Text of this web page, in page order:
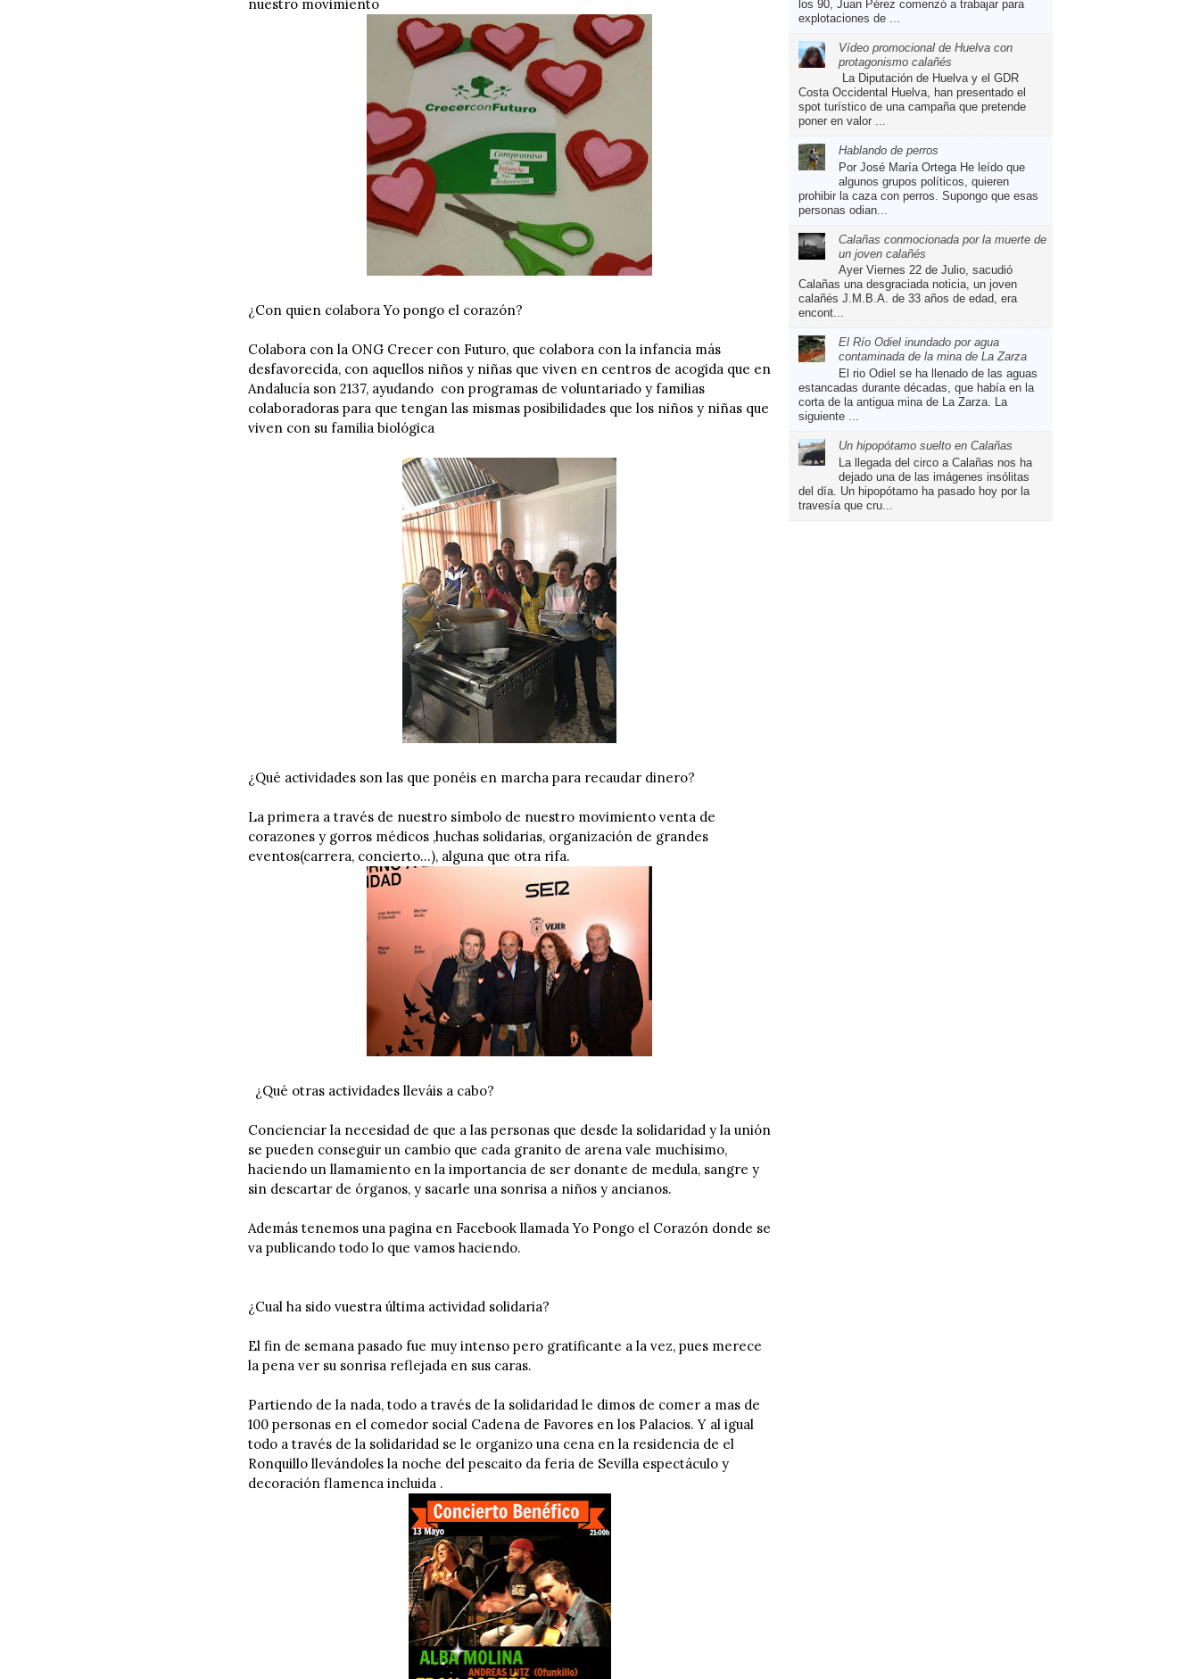
nuestro movimiento
¿Con quien colabora Yo pongo el corazón?
Colabora con la ONG Crecer con Futuro, que colabora con la infancia más
desfavorecida, con aquellos niños y niñas que viven en centros de acogida que en
Andalucía son 2137, ayudando con programas de voluntariado y familias
colaboradoras para que tengan las mismas posibilidades que los niños y niñas que
viven con su familia biológica
¿Qué actividades son las que ponéis en marcha para recaudar dinero?
La primera a través de nuestro símbolo de nuestro movimiento venta de
corazones y gorros médicos ,huchas solidarias, organización de grandes
eventos(carrera, concierto...), alguna que otra rifa.
¿Qué otras actividades lleváis a cabo?
Concienciar la necesidad de que a las personas que desde la solidaridad y la unión
se pueden conseguir un cambio que cada granito de arena vale muchísimo,
haciendo un llamamiento en la importancia de ser donante de medula, sangre y
sin descartar de órganos, y sacarle una sonrisa a niños y ancianos.
Además tenemos una pagina en Facebook llamada Yo Pongo el Corazón donde se
va publicando todo lo que vamos haciendo.
¿Cual ha sido vuestra última actividad solidaria?
El fin de semana pasado fue muy intenso pero gratificante a la vez, pues merece
la pena ver su sonrisa reflejada en sus caras.
Partiendo de la nada, todo a través de la solidaridad le dimos de comer a mas de
100 personas en el comedor social Cadena de Favores en los Palacios. Y al igual
todo a través de la solidaridad se le organizo una cena en la residencia de el
Ronquillo llevándoles la noche del pescaito da feria de Sevilla espectáculo y
decoración flamenca incluida .
los 90, Juan Pérez comenzó a trabajar para
explotaciones de ...
Vídeo promocional de Huelva con
protagonismo calañés
La Diputación de Huelva y el GDR
Costa Occidental Huelva, han presentado el
spot turístico de una campaña que pretende
poner en valor ...
Hablando de perros
Por José María Ortega He leído que
algunos grupos políticos, quieren
prohibir la caza con perros. Supongo que esas
personas odian...
Calañas conmocionada por la muerte de
un joven calañés
Ayer Viernes 22 de Julio, sacudió
Calañas una desgraciada noticia, un joven
calañés J.M.B.A. de 33 años de edad, era
encont...
El Río Odiel inundado por agua
contaminada de la mina de La Zarza
El rio Odiel se ha llenado de las aguas
estancadas durante décadas, que había en la
corta de la antigua mina de La Zarza. La
siguiente ...
Un hipopótamo suelto en Calañas
La llegada del circo a Calañas nos ha
dejado una de las imágenes insólitas
del día. Un hipopótamo ha pasado hoy por la
travesía que cru...